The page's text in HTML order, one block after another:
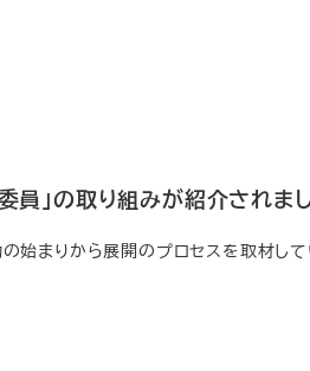
員」の取り組みが紹介されま
始まりから展開のプロセスを取材し